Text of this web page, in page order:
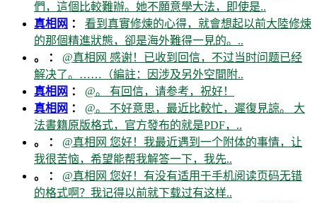
們，這個比較難辦。她不願意學大法，即使是..
真相网 ： 看到真實修煉的心得，就會想起以前大陸修煉
的那個精進狀態，卻是海外難得一見的。..
。 ： @真相网 感谢！已收到回信，不过当时问题已经
解决了。……（編註：因涉及另外空間附..
真相网 ： @。 有回信，请参考，祝好！
真相网 ： @。 不好意思，最近比較忙，遲復見諒。 大
法書籍原版格式，官方發布的就是PDF，..
。 ： @真相网 您好！我最近遇到一个附体的事情，让
我很苦恼，希望能帮我解答一下，我先..
。 ： @真相网 您好！有没有适用于手机阅读页码无错
的格式啊？我记得以前就下载过有这样..